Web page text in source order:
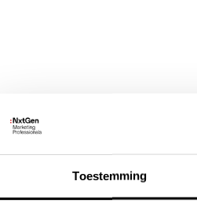
Toestemming